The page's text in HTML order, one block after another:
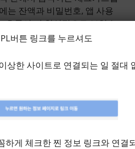
는 잔액과 비밀번호, 앱 사용
흐름이 더 현실적으로 보였습
버튼 링크를 누르셔도
상한 사이트로 연결되는 일 절대
하게 체크한 찐 정보 링크와 연결